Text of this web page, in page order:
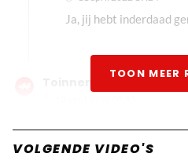
Ja, jij hebt inderdaad
gezegt dat dit karma is dat
TOON MEER
VOLGENDE VIDEO'S